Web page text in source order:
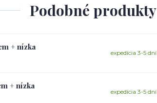
Podobné produkty
+ nízka
expedícia 3-5 dní
+ nízka
expedícia 3-5 dní